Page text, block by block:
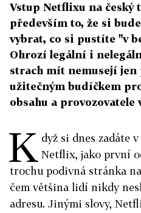
Vstup Netflixu na český
především to, že si
vybrat, co si pustíte "v
Ohrozí legální i
strach mít nemusejí jen
užitečným budíčkem
obsahu a provozovatele
K dyž si dnes zadáte
Netflix, jako první
trochu podivná stránka
čem většina lidí nikdy
adresu. Jinými slovy,